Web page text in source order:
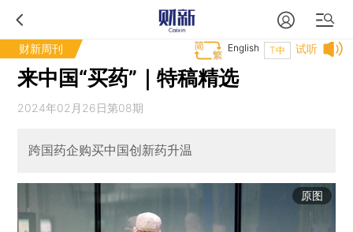
财新周刊 试听
T中
English
来中国“买药”｜特稿精选
2024年02月26日第08期
跨国药企购买中国创新药升温
原图